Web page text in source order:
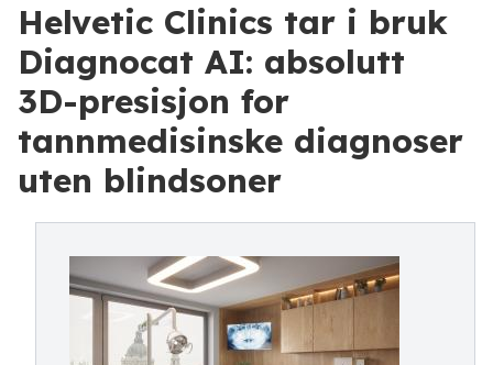
Helvetic Clinics tar i bruk
Diagnocat AI: absolutt
3D-presisjon for
tannmedisinske diagnoser
uten blindsoner